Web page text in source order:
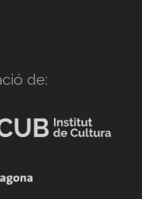
de: